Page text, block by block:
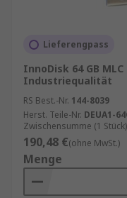
Lieferengpass
InnoDisk 64 GB MLC
Industriequalität
RS Best.-Nr. 144-8039
Herst. Teile-Nr. DEUA1-
Zwischensumme (1 Stück)
190,48 €(ohne MwSt.)
Menge